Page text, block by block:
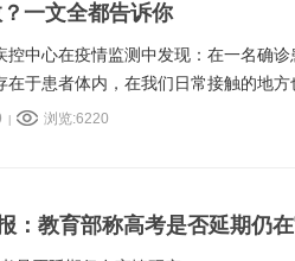
一文全都告诉你
中心在疫情监测中发现：在一名确
于患者体内，在我们日常接触的地
洁。 浏览:6220
：教育部称高考是否延期仍